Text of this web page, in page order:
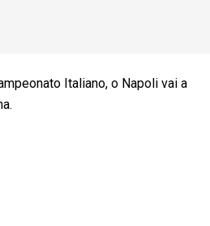
Italiano, o Napoli vai a